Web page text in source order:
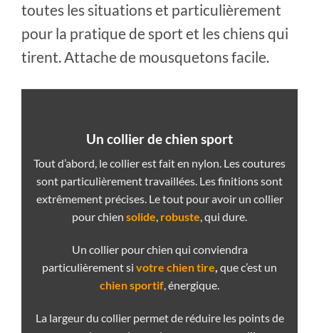
toutes les situations et particulièrement
pour la pratique de sport et les chiens qui
tirent. Attache de mousquetons facile.
Un collier de chien sport
Tout d’abord, le collier est fait en nylon. Les coutures
sont particulièrement travaillées. Les finitions sont
extrêmement précises. Le tout pour avoir un collier
pour chien solide, robuste, qui dure.
Un collier pour chien qui conviendra
particulièrement si votre chien tire, que c’est un
chien sportif, énergique.
La largeur du collier permet de réduire les points de